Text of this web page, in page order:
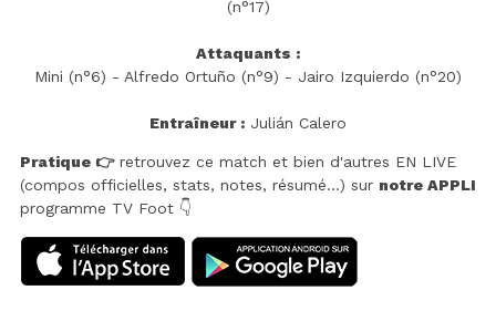
(n°17)
Attaquants :
Mini (n°6) - Alfredo Ortuño (n°9) - Jairo Izquierdo (n°20)
Entraîneur : Julián Calero
Pratique 👉retrouvez ce match et bien d'autres EN LIVE
(compos officielles, stats, notes, résumé...) sur notre APPLI
programme TV Foot 👇